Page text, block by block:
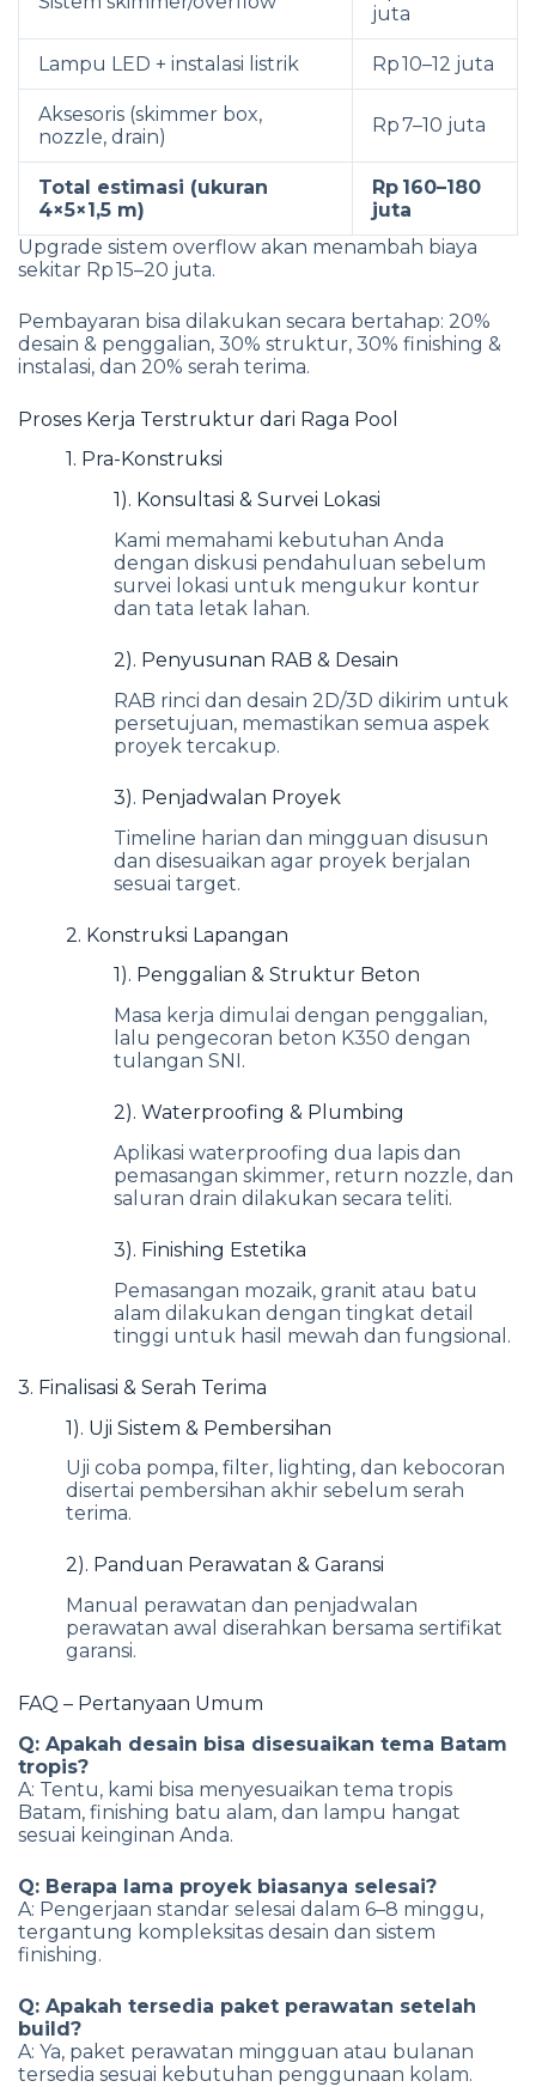
juta
Lampu LED + instalasi listrik Rp 10–12 juta
Aksesoris (skimmer box,
nozzle, drain)
Rp 7–10 juta
Total estimasi (ukuran
4×5×1,5 m)
Rp 160–180
juta
Upgrade sistem overflow akan menambah biaya
sekitar Rp 15–20 juta.
Pembayaran bisa dilakukan secara bertahap: 20%
desain & penggalian, 30% struktur, 30% finishing &
instalasi, dan 20% serah terima.
Proses Kerja Terstruktur dari Raga Pool
1. Pra-Konstruksi
1). Konsultasi & Survei Lokasi
Kami memahami kebutuhan Anda
dengan diskusi pendahuluan sebelum
survei lokasi untuk mengukur kontur
dan tata letak lahan.
2). Penyusunan RAB & Desain
RAB rinci dan desain 2D/3D dikirim untuk
persetujuan, memastikan semua aspek
proyek tercakup.
3). Penjadwalan Proyek
Timeline harian dan mingguan disusun
dan disesuaikan agar proyek berjalan
sesuai target.
2. Konstruksi Lapangan
1). Penggalian & Struktur Beton
Masa kerja dimulai dengan penggalian,
lalu pengecoran beton K350 dengan
tulangan SNI.
2). Waterproofing & Plumbing
Aplikasi waterproofing dua lapis dan
pemasangan skimmer, return nozzle, dan
saluran drain dilakukan secara teliti.
3). Finishing Estetika
Pemasangan mozaik, granit atau batu
alam dilakukan dengan tingkat detail
tinggi untuk hasil mewah dan fungsional.
3. Finalisasi & Serah Terima
1). Uji Sistem & Pembersihan
Uji coba pompa, filter, lighting, dan kebocoran
disertai pembersihan akhir sebelum serah
terima.
2). Panduan Perawatan & Garansi
Manual perawatan dan penjadwalan
perawatan awal diserahkan bersama sertifikat
garansi.
FAQ – Pertanyaan Umum
Q: Apakah desain bisa disesuaikan tema Batam
tropis?
A: Tentu, kami bisa menyesuaikan tema tropis
Batam, finishing batu alam, dan lampu hangat
sesuai keinginan Anda.
Q: Berapa lama proyek biasanya selesai?
A: Pengerjaan standar selesai dalam 6–8 minggu,
tergantung kompleksitas desain dan sistem
finishing.
Q: Apakah tersedia paket perawatan setelah
build?
A: Ya, paket perawatan mingguan atau bulanan
tersedia sesuai kebutuhan penggunaan kolam.